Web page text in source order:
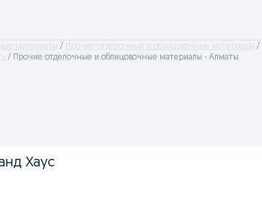
материалы Прочие отделочные и облицовочные материалы
Прочие отделочные и облицовочные материалы - Алматы
Хаус